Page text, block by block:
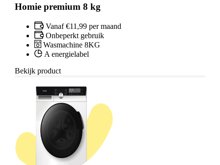
Homie premium 8 kg
Vanaf €11,99 per maand
Onbeperkt gebruik
Wasmachine 8KG
A energielabel
Bekijk product